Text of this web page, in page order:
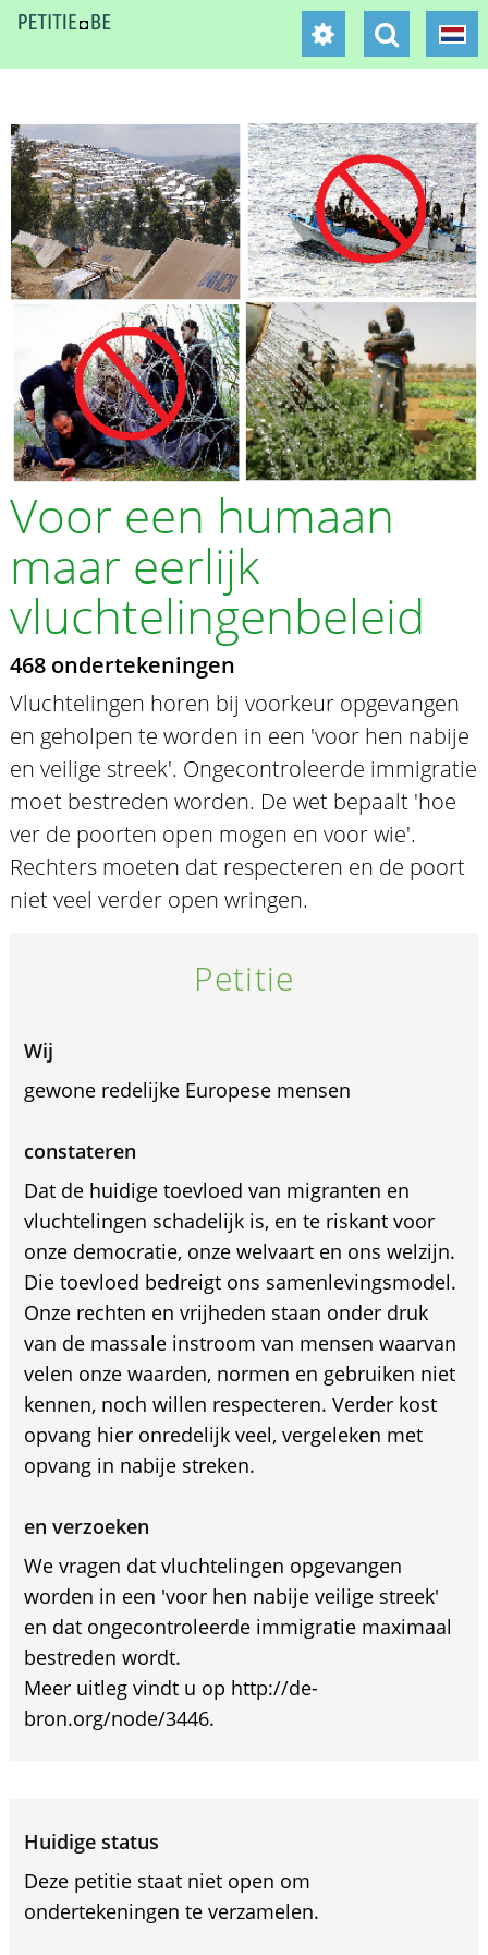
Voor een humaan
maar eerlijk
vluchtelingenbeleid
468 ondertekeningen
Vluchtelingen horen bij voorkeur opgevangen
en geholpen te worden in een 'voor hen nabije
en veilige streek'. Ongecontroleerde immigratie
moet bestreden worden. De wet bepaalt 'hoe
ver de poorten open mogen en voor wie'.
Rechters moeten dat respecteren en de poort
niet veel verder open wringen.
Petitie
Wij
gewone redelijke Europese mensen
constateren
Dat de huidige toevloed van migranten en
vluchtelingen schadelijk is, en te riskant voor
onze democratie, onze welvaart en ons welzijn.
Die toevloed bedreigt ons samenlevingsmodel.
Onze rechten en vrijheden staan onder druk
van de massale instroom van mensen waarvan
velen onze waarden, normen en gebruiken niet
kennen, noch willen respecteren. Verder kost
opvang hier onredelijk veel, vergeleken met
opvang in nabije streken.
en verzoeken
We vragen dat vluchtelingen opgevangen
worden in een 'voor hen nabije veilige streek'
en dat ongecontroleerde immigratie maximaal
bestreden wordt.
Meer uitleg vindt u op http://de-
bron.org/node/3446.
Huidige status
Deze petitie staat niet open om
ondertekeningen te verzamelen.